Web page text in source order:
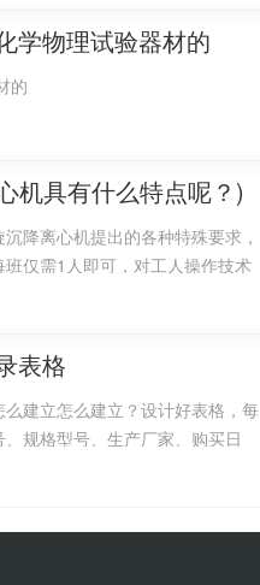
学物理试验器材的
的
机具有什么特点呢？)
降离心机提出的各种特殊要求，
仅需1人即可，对工人操作技术
离心机的无故障运行不小于
表格
建立怎么建立？设计好表格，每
规格型号、生产厂家、购买日
这些信息在设备档案中都有，录